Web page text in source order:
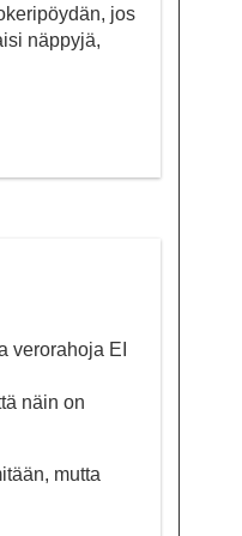
jos
näppyjä,
verorahoja EI
näin on
mutta